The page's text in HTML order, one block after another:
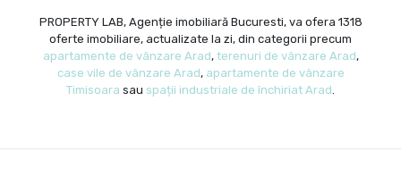
PROPERTY LAB, Agenție imobiliară Bucuresti, va ofera 1318
oferte imobiliare, actualizate la zi, din categorii precum
apartamente de vânzare Arad, terenuri de vânzare Arad,
case vile de vânzare Arad, apartamente de vânzare
Timisoara sau spații industriale de închiriat Arad